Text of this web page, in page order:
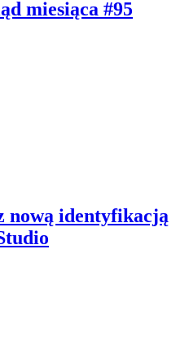
miesiąca #95
nową identyfikacją